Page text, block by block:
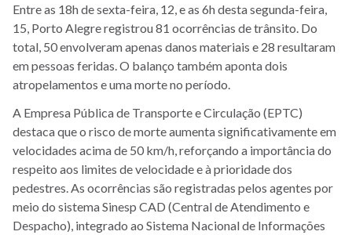
Entre as 18h de sexta-feira, 12, e as 6h desta segunda-feira,
15, Porto Alegre registrou 81 ocorrências de trânsito. Do
total, 50 envolveram apenas danos materiais e 28 resultaram
em pessoas feridas. O balanço também aponta dois
atropelamentos e uma morte no período.
A Empresa Pública de Transporte e Circulação (EPTC)
destaca que o risco de morte aumenta significativamente em
velocidades acima de 50 km/h, reforçando a importância do
respeito aos limites de velocidade e à prioridade dos
pedestres. As ocorrências são registradas pelos agentes por
meio do sistema Sinesp CAD (Central de Atendimento e
Despacho), integrado ao Sistema Nacional de Informações